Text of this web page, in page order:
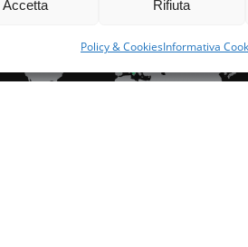
Accetta Rifiuta
Policy & CookiesInformativa